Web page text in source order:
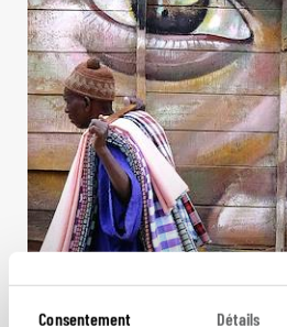
Consentement Détails